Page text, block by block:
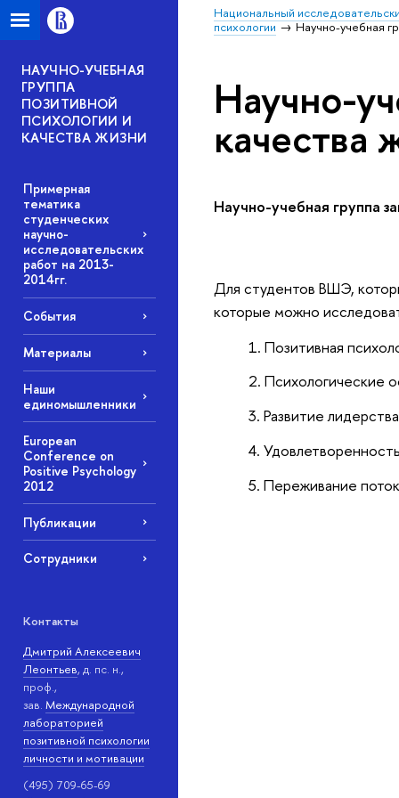
Национальный
психологии
Научно-учебная
НАУЧНО-УЧЕБНАЯ
ГРУППА
ПОЗИТИВНОЙ
ПСИХОЛОГИИ И
КАЧЕСТВА ЖИЗНИ
Примерная
тематика
студенческих
научно-
исследовательских
работ на 2013-
2014гг.
События
Материалы
Наши
единомышленники
European
Conference on
Positive Psychology
2012
Публикации
Сотрудники
Контакты
Дмитрий Алексеевич
Леонтьев, д. пс. н.,
проф.,
зав. Международной
лабораторией
позитивной психологии
личности и мотивации
(495) 709-65-69
Научно-
качества
Научно-учебная группа
Для студентов ВШЭ,
которые можно
Позитивная
Психологические
Развитие лидерства
Переживание